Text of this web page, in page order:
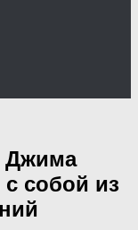
Джима
собой из